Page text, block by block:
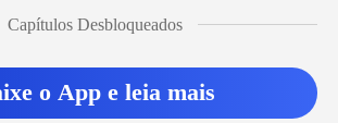
Capítulos Desbloqueados
o App e leia mais